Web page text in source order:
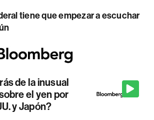
tiene que empezar a escuchar
de la inusual
el yen por
y Japón?